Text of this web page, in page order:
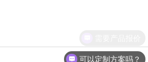
可以定制方案吗？